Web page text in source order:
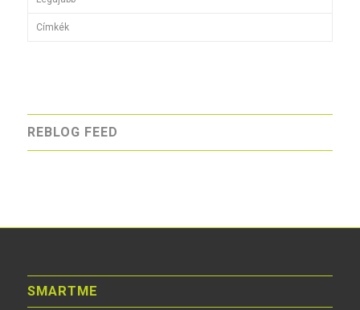
Címkék
REBLOG FEED
SMARTME